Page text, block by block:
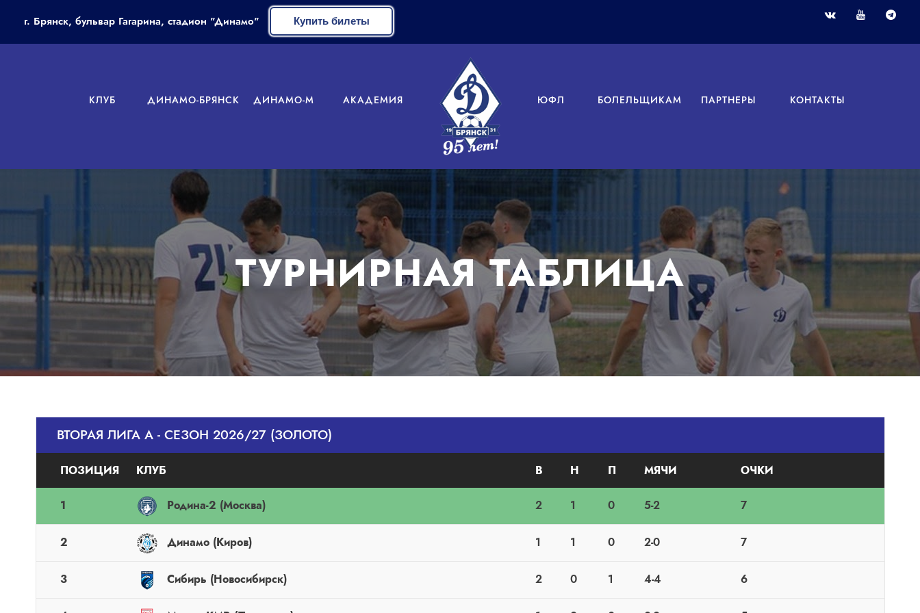
г. Брянск, бульвар Гагарина, стадион "Динамо" Купить билеты
КЛУБ ДИНАМО-БРЯНСК ДИНАМО-М АКАДЕМИЯ ЮФЛ БОЛЕЛЬЩИКАМ ПАРТНЕРЫ КОНТАКТЫ
ТУРНИРНАЯ ТАБЛИЦА
ВТОРАЯ ЛИГА А - СЕЗОН 2026/27 (ЗОЛОТО)
ПОЗИЦИЯ КЛУБ В Н П МЯЧИ ОЧКИ
1 Родина-2 (Москва) 2 1 0 5-2 7
2 Динамо (Киров) 1 1 0 2-0 7
3 Сибирь (Новосибирск) 2 0 1 4-4 6